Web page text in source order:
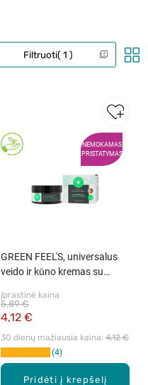
Filtruoti 1
NEMOKAMAS
PRISTATYMAS
Pridėti į krepšelį
GREEN FEEL'S, universalus
veido ir kūno kremas su
200 ml
Įprastinė kaina
4,12 €
5,89 €
30 dienų mažiausia kaina: 4,12 €
4